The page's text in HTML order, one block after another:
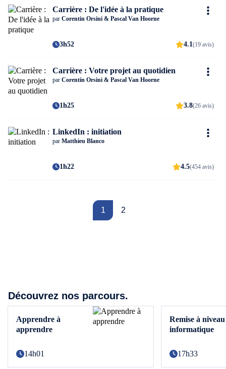
Carrière : De l'idée à la pratique
par Corentin Orsini & Pascal Van Hoorne
3h52 4.1(19 avis)
Carrière : Votre projet au quotidien
par Corentin Orsini & Pascal Van Hoorne
1h25 3.8(26 avis)
LinkedIn : initiation
par Matthieu Blanco
1h22 4.5(454 avis)
1 2
Découvrez nos parcours.
Apprendre à
apprendre
14h01
Remise à niveau
informatique
17h33